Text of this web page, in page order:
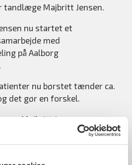
tandlæge Majbritt Jensen.
nu startet et
med
på Aalborg
nu børstet tænder ca.
det gør en forskel.
Majbritt Jensen
det stod til. Patienterne
tænder under deres